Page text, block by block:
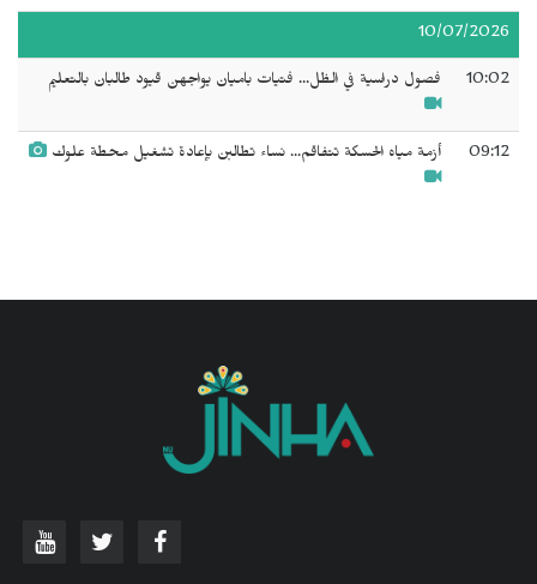
10/07/2026
10:02 فصول دراسية في الظل... فتيات باميان يواجهن قيود طالبان بالتعليم
09:12 أزمة مياه الحسكة تتفاقم... نساء تطالبن بإعادة تشغيل محطة علوك